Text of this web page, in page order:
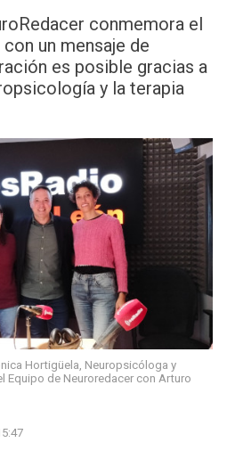
conmemora el
un mensaje de
es posible gracias a
y la terapia
Hortigüela, Neuropsicóloga y
Equipo de Neuroredacer con Arturo